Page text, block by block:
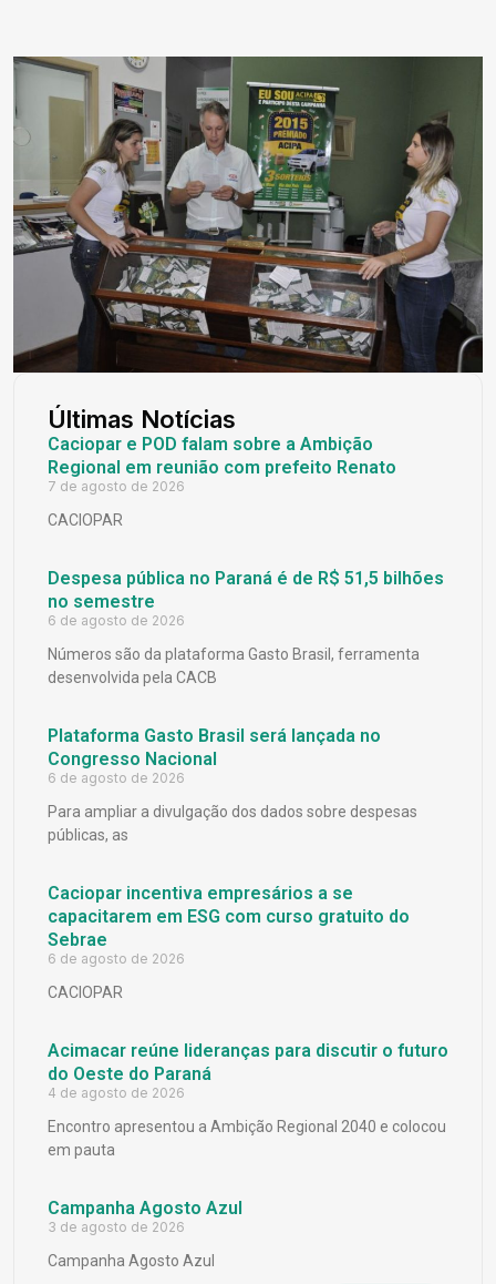
Últimas Notícias
Caciopar e POD falam sobre a Ambição
Regional em reunião com prefeito Renato
7 de agosto de 2026
CACIOPAR
Despesa pública no Paraná é de R$ 51,5 bilhões
no semestre
6 de agosto de 2026
Números são da plataforma Gasto Brasil, ferramenta
desenvolvida pela CACB
Plataforma Gasto Brasil será lançada no
Congresso Nacional
6 de agosto de 2026
Para ampliar a divulgação dos dados sobre despesas
públicas, as
Caciopar incentiva empresários a se
capacitarem em ESG com curso gratuito do
Sebrae
6 de agosto de 2026
CACIOPAR
Acimacar reúne lideranças para discutir o futuro
do Oeste do Paraná
4 de agosto de 2026
Encontro apresentou a Ambição Regional 2040 e colocou
em pauta
Campanha Agosto Azul
3 de agosto de 2026
Campanha Agosto Azul